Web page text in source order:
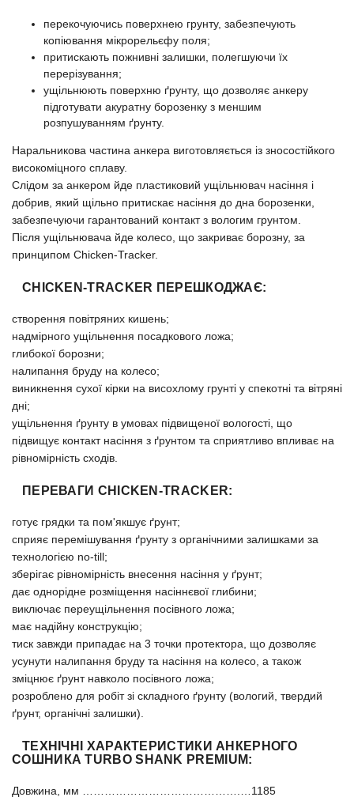
перекочуючись поверхнею грунту, забезпечують
копіювання мікрорельєфу поля;
притискають пожнивні залишки, полегшуючи їх
перерізування;
ущільнюють поверхню ґрунту, що дозволяє анкеру
підготувати акуратну борозенку з меншим
розпушуванням ґрунту.
Наральникова частина анкера виготовляється із зносостійкого
високоміцного сплаву.
Слідом за анкером йде пластиковий ущільнювач насіння і
добрив, який щільно притискає насіння до дна борозенки,
забезпечуючи гарантований контакт з вологим грунтом.
Після ущільнювача йде колесо, що закриває борозну, за
принципом Chicken-Tracker.
CHICKEN-TRACKER ПЕРЕШКОДЖАЄ:
створення повітряних кишень;
надмірного ущільнення посадкового ложа;
глибокої борозни;
налипання бруду на колесо;
виникнення сухої кірки на висохлому грунті у спекотні та вітряні
дні;
ущільнення ґрунту в умовах підвищеної вологості, що
підвищує контакт насіння з ґрунтом та сприятливо впливає на
рівномірність сходів.
ПЕРЕВАГИ CHICKEN-TRACKER:
готує грядки та пом'якшує ґрунт;
сприяє перемішування ґрунту з органічними залишками за
технологією no-till;
зберігає рівномірність внесення насіння у ґрунт;
дає однорідне розміщення насіннєвої глибини;
виключає переущільнення посівного ложа;
має надійну конструкцію;
тиск завжди припадає на 3 точки протектора, що дозволяє
усунути налипання бруду та насіння на колесо, а також
зміцнює ґрунт навколо посівного ложа;
розроблено для робіт зі складного ґрунту (вологий, твердий
ґрунт, органічні залишки).
ТЕХНІЧНІ ХАРАКТЕРИСТИКИ АНКЕРНОГО
СОШНИКА TURBO SHANK PREMIUM:
Довжина, мм …………………………………….…1185